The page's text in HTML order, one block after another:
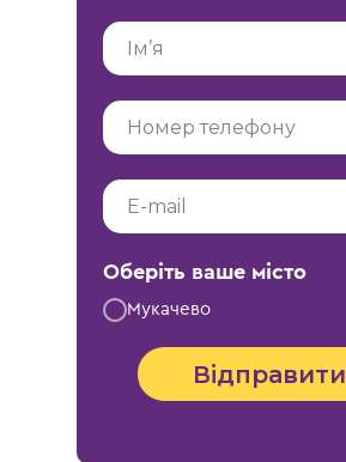
Оберіть ваше місто
Мукачево
Відправити